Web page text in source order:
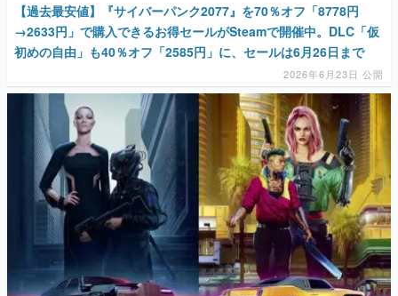
【過去最安値】『サイバーパンク2077』を70％オフ「8778円
→2633円」で購入できるお得セールがSteamで開催中。DLC「仮
初めの自由」も40％オフ「2585円」に、セールは6月26日まで
2026年6月23日 公開